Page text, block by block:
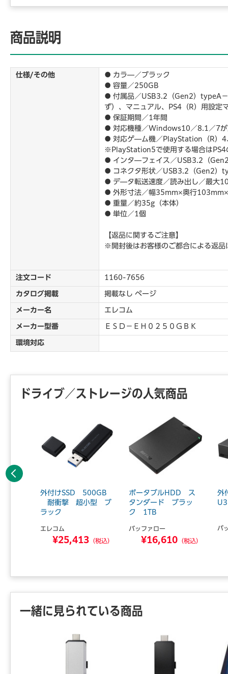
商品説明
仕様/その他
● カラ―／ブラック
● 容量／250GB
● 付属品／USB3.2（Gen2）typeA
ず）、マニュアル、PS4（R）用設定
● 保証期間／1年間
● 対応機種／Windows10／8.1／7
● 対応ゲ―ム機／PlayStation（R）
※PlayStation5で使用する場合はPS4
● インタ―フェイス／USB3.2（
● コネクタ形状／USB3.2（Gen2）
● デ―タ転送速度／読み出し／最大
● 外形寸法／幅35mm×奥行
● 重量／約35g（本体）
● 単位／1個
【返品に関するご注意】
※開封後はお客様のご都合による返品
注文コード 1160-7656
カタログ掲載 掲載なし ページ
メーカー名 エレコム
メーカー型番 ＥＳＤ－ＥＨ０２５０ＧＢＫ
環境対応
ドライブ／ストレージの人気商品
外付けSSD 500GB
耐衝撃 超小型 ブ
ラック
エレコム
¥25,413 （税込）
ポータブルHDD ス
タンダード ブラッ
ク 1TB
バッファロー
¥16,610 （税込）
外
バ
前へ
一緒に見られている商品